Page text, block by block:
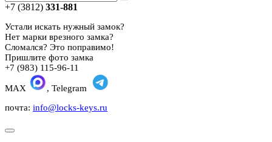
+7 (3812) 331-881
Устали искать нужный замок?
Нет марки врезного замка?
Сломался? Это поправимо!
Пришлите фото замка
+7 (983) 115-96-11
MAX
, Telegram
почта: info@locks-keys.ru